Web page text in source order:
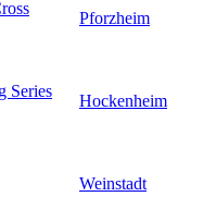
Pforzheim
Series
Hockenheim
Weinstadt